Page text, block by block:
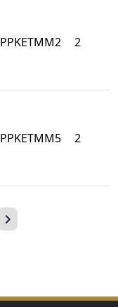
PPKETMM2 2
PPKETMM5 2